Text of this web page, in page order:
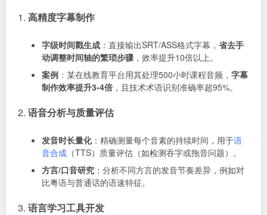
1. 高精度字幕制作
字级时间戳生成 ：直接输出SRT/ASS格式字幕， 省去手
动调整时间轴的繁琐步骤 ，效率提升10倍以上。
案例 ：某在线教育平台用其处理500小时课程音频， 字幕
制作效率提升3-4倍 ，且技术术语识别准确率超95%。
2. 语音分析与质量评估
发音时长量化：精确测量每个音素的持续时间，用于语
音合成 （TTS）质量评估（如检测吞字或拖音问题） 。
方言/口音研究 ：分析不同方言的发音节奏差异，例如对
比粤语与普通话的语速特征。
3. 语言学习工具开发